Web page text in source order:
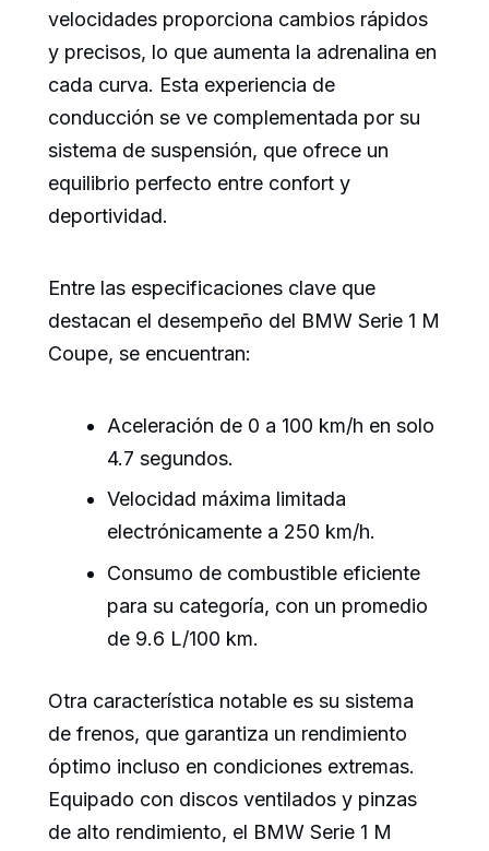
velocidades proporciona cambios rápidos
y precisos, lo que aumenta la adrenalina en
cada curva. Esta experiencia de
conducción se ve complementada por su
sistema de suspensión, que ofrece un
equilibrio perfecto entre confort y
deportividad.
Entre las especificaciones clave que
destacan el desempeño del BMW Serie 1 M
Coupe, se encuentran:
Aceleración de 0 a 100 km/h en solo
4.7 segundos.
Velocidad máxima limitada
electrónicamente a 250 km/h.
Consumo de combustible eficiente
para su categoría, con un promedio
de 9.6 L/100 km.
Otra característica notable es su sistema
de frenos, que garantiza un rendimiento
óptimo incluso en condiciones extremas.
Equipado con discos ventilados y pinzas
de alto rendimiento, el BMW Serie 1 M